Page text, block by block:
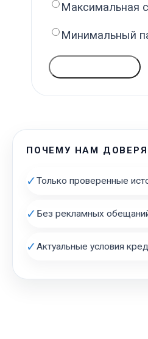
Максимальная
Минимальный
ПОЧЕМУ НАМ
✓Только проверенные
✓ Без рекламных
✓Актуальные условия